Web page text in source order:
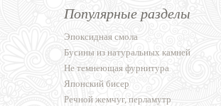
Популярные разделы
Эпоксидная смола
Бусины из натуральных камней
Не темнеющая фурнитура
Японский бисер
Речной жемчуг, перламутр